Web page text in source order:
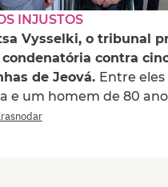
INJUSTOS
Vysselki, o tribunal
contra
de Jeová. Entre
e um homem de 80